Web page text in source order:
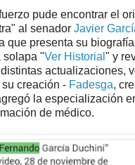
pude encontrar el
al senador Javier
que presenta su
solapa "Ver Historial " y
actualizaciones,
creación - Fadesga,
la especialización
de médico.